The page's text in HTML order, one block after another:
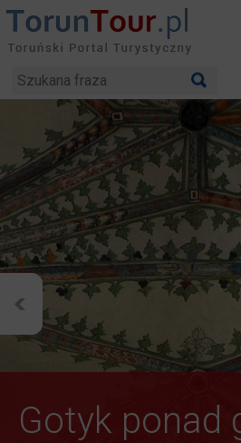
Gotyk ponad